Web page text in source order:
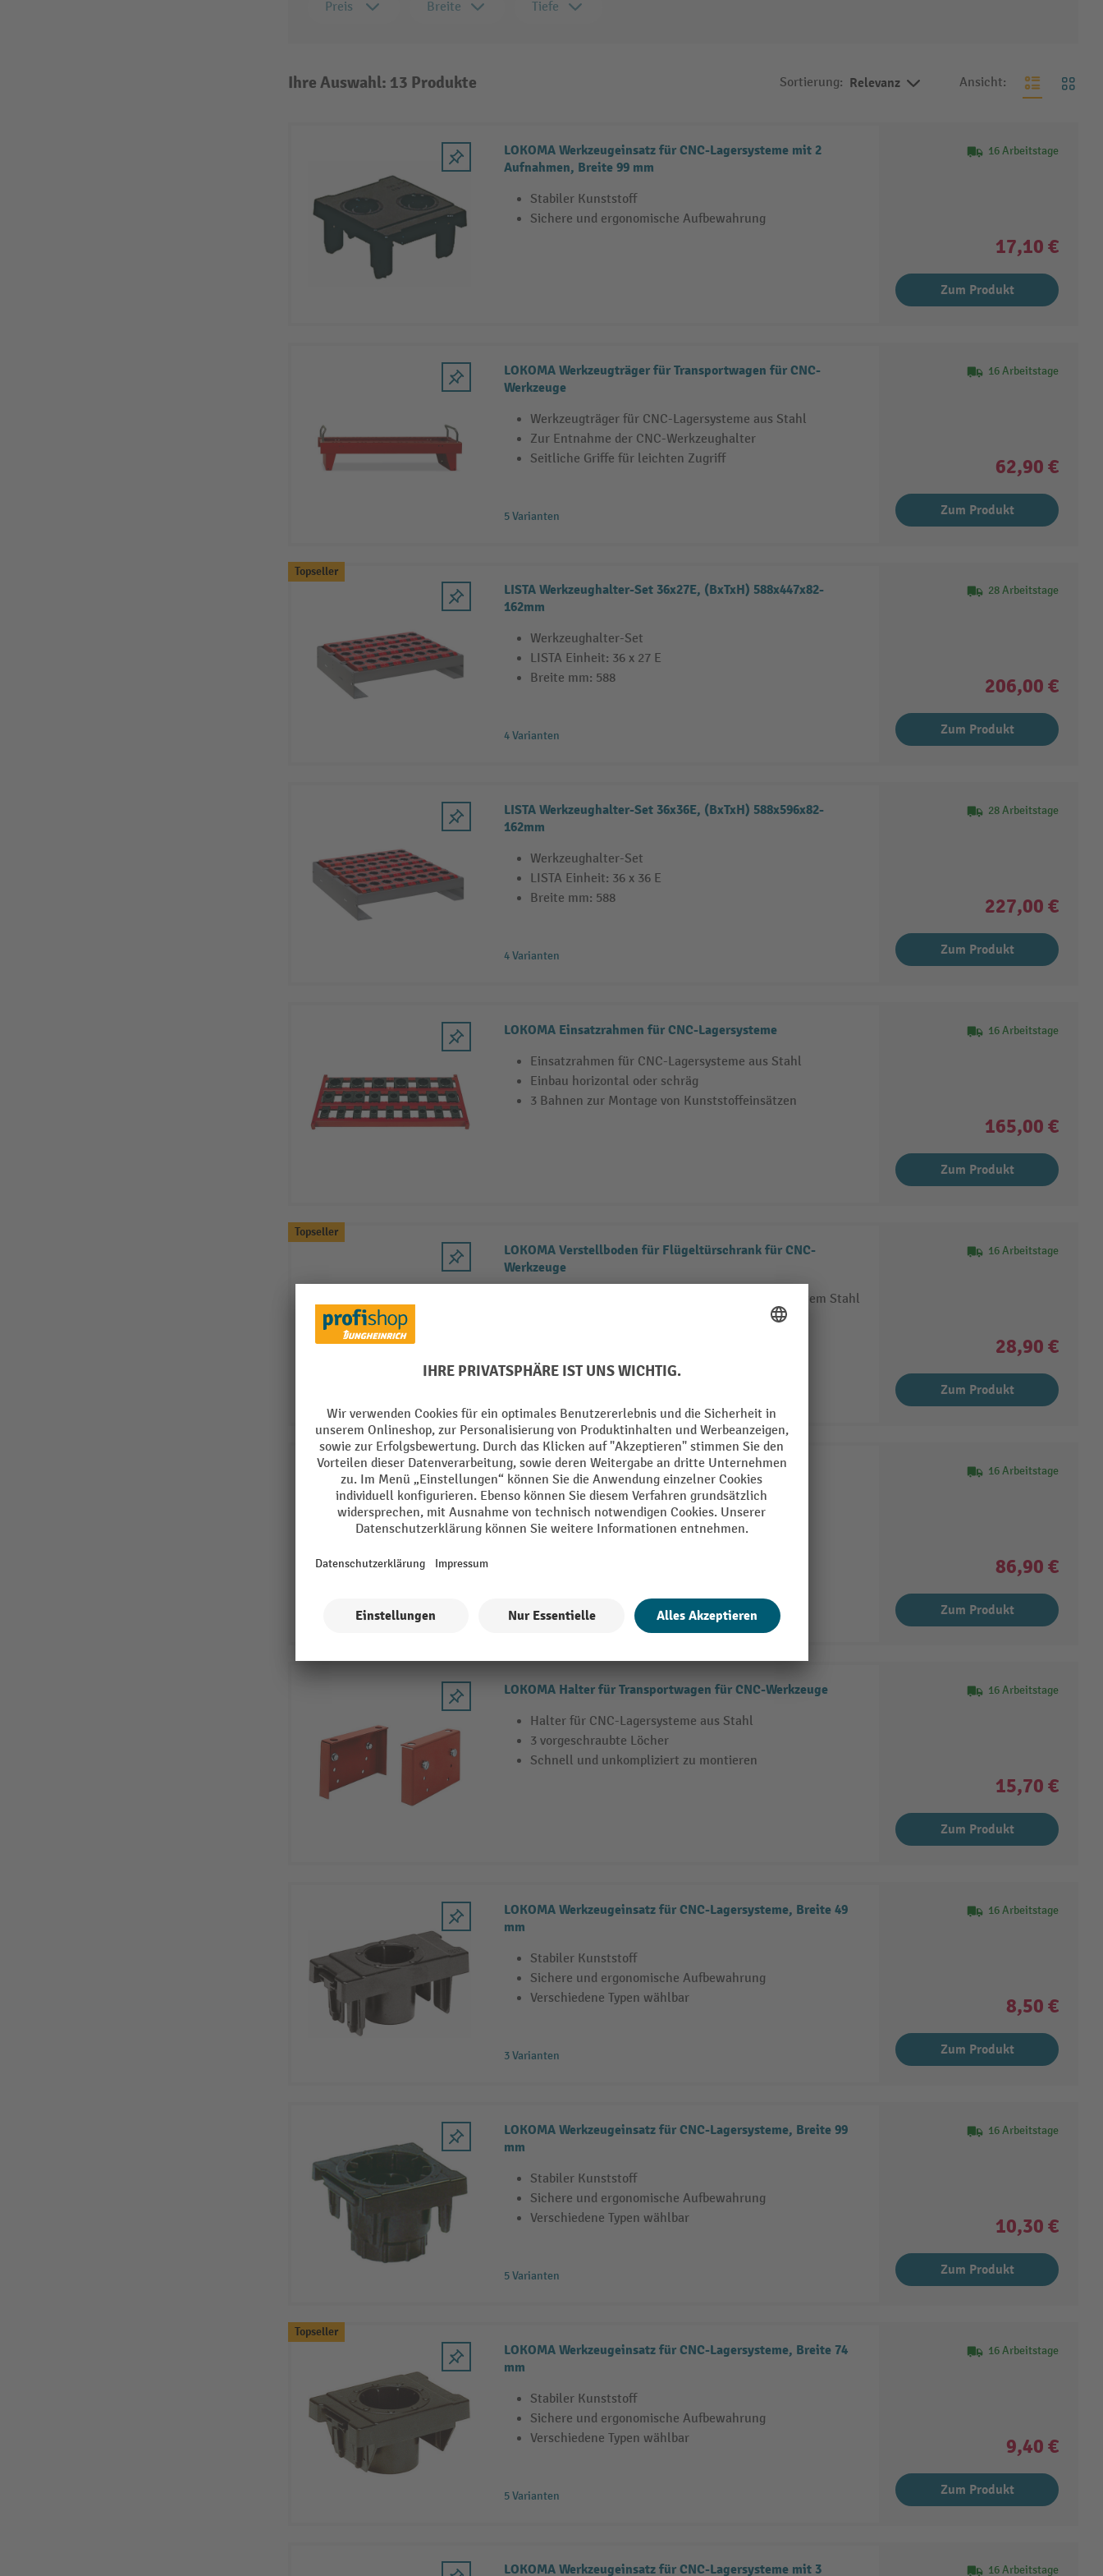
Preis Breite Tiefe
Ihre Auswahl: 13 Produkte Sortierung: Relevanz Ansicht:
LOKOMA Werkzeugeinsatz für CNC-Lagersysteme mit 2
Aufnahmen, Breite 99 mm
Stabiler Kunststoff
Sichere und ergonomische Aufbewahrung
16 Arbeitstage
17,10 €
Zum Produkt
LOKOMA Werkzeugträger für Transportwagen für CNC-
Werkzeuge
Werkzeugträger für CNC-Lagersysteme aus Stahl
Zur Entnahme der CNC-Werkzeughalter
Seitliche Griffe für leichten Zugriff
5 Varianten
16 Arbeitstage
62,90 €
Zum Produkt
Topseller
LISTA Werkzeughalter-Set 36x27E, (BxTxH) 588x447x82-
162mm
Werkzeughalter-Set
LISTA Einheit: 36 x 27 E
Breite mm: 588
4 Varianten
28 Arbeitstage
206,00 €
Zum Produkt
LISTA Werkzeughalter-Set 36x36E, (BxTxH) 588x596x82-
162mm
Werkzeughalter-Set
LISTA Einheit: 36 x 36 E
Breite mm: 588
4 Varianten
28 Arbeitstage
227,00 €
Zum Produkt
LOKOMA Einsatzrahmen für CNC-Lagersysteme
Einsatzrahmen für CNC-Lagersysteme aus Stahl
Einbau horizontal oder schräg
3 Bahnen zur Montage von Kunststoffeinsätzen
16 Arbeitstage
165,00 €
Zum Produkt
Topseller
LOKOMA Verstellboden für Flügeltürschrank für CNC-
Werkzeuge
Verstellboden für CNC-Lagersysteme aus verzinktem Stahl
16 Arbeitstage
28,90 €
Zum Produkt
LOKOMA Ablage für CNC-Transportwagen
Ablage für CNC-Transportwagen aus Stahl
Zur nachträglichen Montage aufschraubbar
16 Arbeitstage
86,90 €
Zum Produkt
LOKOMA Halter für Transportwagen für CNC-Werkzeuge
Halter für CNC-Lagersysteme aus Stahl
3 vorgeschraubte Löcher
Schnell und unkompliziert zu montieren
16 Arbeitstage
15,70 €
Zum Produkt
LOKOMA Werkzeugeinsatz für CNC-Lagersysteme, Breite 49
mm
Stabiler Kunststoff
Sichere und ergonomische Aufbewahrung
Verschiedene Typen wählbar
3 Varianten
16 Arbeitstage
8,50 €
Zum Produkt
LOKOMA Werkzeugeinsatz für CNC-Lagersysteme, Breite 99
mm
Stabiler Kunststoff
Sichere und ergonomische Aufbewahrung
Verschiedene Typen wählbar
5 Varianten
16 Arbeitstage
10,30 €
Zum Produkt
Topseller
LOKOMA Werkzeugeinsatz für CNC-Lagersysteme, Breite 74
mm
Stabiler Kunststoff
Sichere und ergonomische Aufbewahrung
Verschiedene Typen wählbar
5 Varianten
16 Arbeitstage
9,40 €
Zum Produkt
LOKOMA Werkzeugeinsatz für CNC-Lagersysteme mit 3 16 Arbeitstage